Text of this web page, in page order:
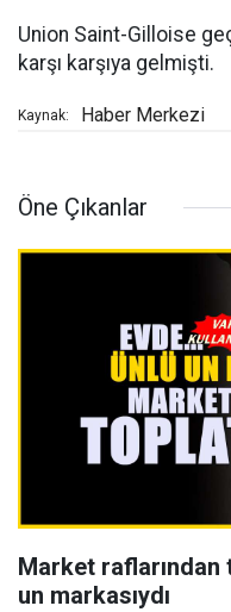
Union Saint-Gilloise
karşı karşıya gelmişti.
Kaynak: Haber Merkezi
Öne Çıkanlar
Market raflarından
un markasıydı